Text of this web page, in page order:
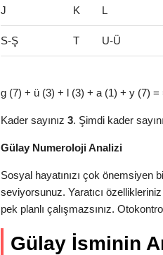
J K L
S-Ş T U-Ü
g (7) + ü (3) + l (3) + a (1) + y (7) =
Kader sayınız 3. Şimdi kader
Gülay Numeroloji Analizi
Sosyal hayatınızı çok önemsiyen
seviyorsunuz. Yaratıcı
pek planlı çalışmazsınız.
Gülay İsminin